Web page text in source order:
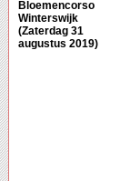
Bloemencorso
Winterswijk
(Zaterdag 31
augustus 2019)